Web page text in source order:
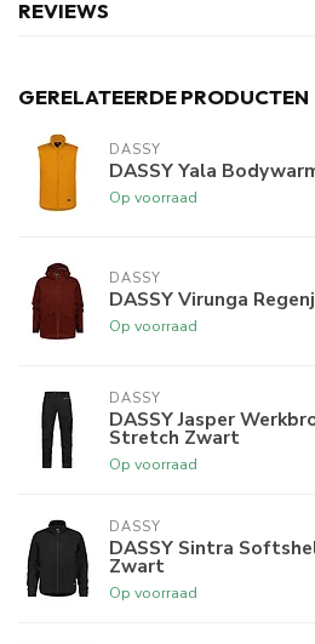
REVIEWS
GERELATEERDE PRODUCTEN
DASSY
DASSY Yala
Op voorraad
DASSY
DASSY Virunga
Op voorraad
DASSY
DASSY Jasper
Stretch Zwart
Op voorraad
DASSY
DASSY Sintra
Zwart
Op voorraad